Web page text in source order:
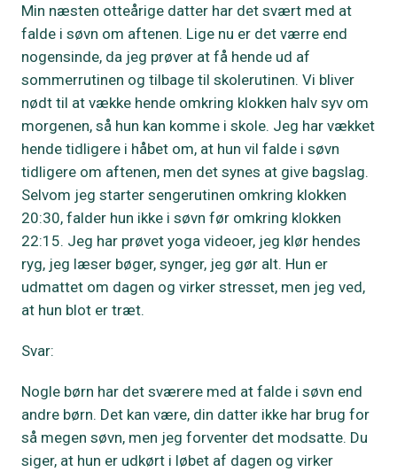
Min næsten otteårige datter har det svært med at
falde i søvn om aftenen. Lige nu er det værre end
nogensinde, da jeg prøver at få hende ud af
sommerrutinen og tilbage til skolerutinen. Vi bliver
nødt til at vække hende omkring klokken halv syv om
morgenen, så hun kan komme i skole. Jeg har vækket
hende tidligere i håbet om, at hun vil falde i søvn
tidligere om aftenen, men det synes at give bagslag.
Selvom jeg starter sengerutinen omkring klokken
20:30, falder hun ikke i søvn før omkring klokken
22:15. Jeg har prøvet yoga videoer, jeg klør hendes
ryg, jeg læser bøger, synger, jeg gør alt. Hun er
udmattet om dagen og virker stresset, men jeg ved,
at hun blot er træt.
Svar:
Nogle børn har det sværere med at falde i søvn end
andre børn. Det kan være, din datter ikke har brug for
så megen søvn, men jeg forventer det modsatte. Du
siger, at hun er udkørt i løbet af dagen og virker